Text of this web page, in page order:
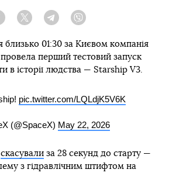
Facebook Twitter Telegram
близько 01:30 за Києвом компанія
перший тестовий запуск
в історії людства — Starship V3.
pic.twitter.com/LQLdjK5V6K
(@SpaceX) May 22, 2026
скасували за 28 секунд до старту —
з гідравлічним штифтом на